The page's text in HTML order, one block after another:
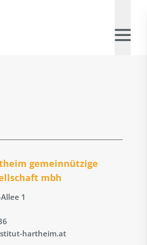
gemeinnützige
mbh
1
hartheim.at